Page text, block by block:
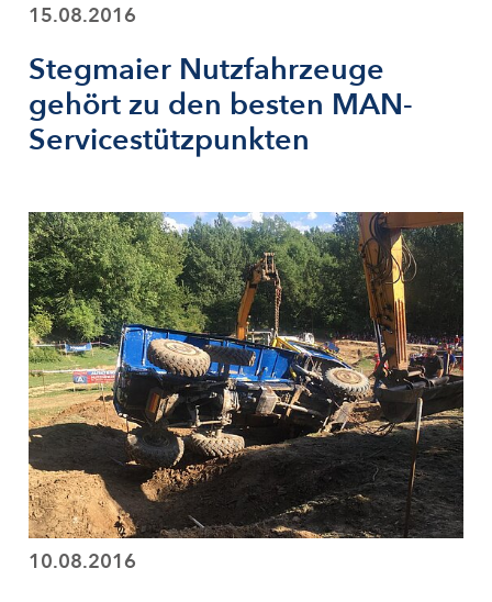
15.08.2016
Stegmaier Nutzfahrzeuge
gehört zu den besten MAN-
Servicestützpunkten
10.08.2016